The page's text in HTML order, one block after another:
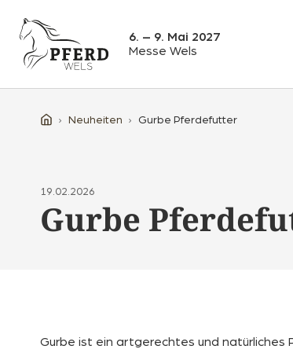
6. – 9. Mai 2027
Messe Wels
Neuheiten Gurbe Pferdefutter
19.02.2026
Gurbe
Gurbe ist ein artgerechtes und natürliches